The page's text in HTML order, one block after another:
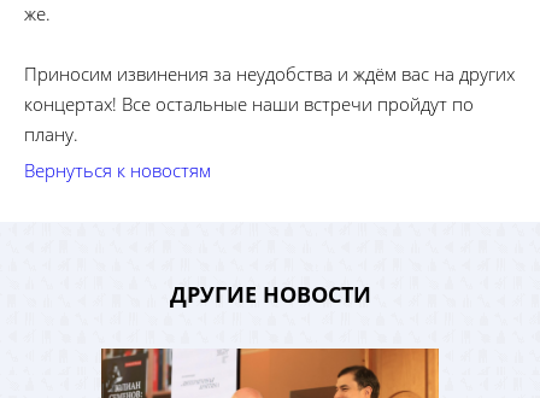
же.
Приносим извинения за неудобства и ждём вас на других
концертах! Все остальные наши встречи пройдут по
плану.
Вернуться к новостям
ДРУГИЕ НОВОСТИ